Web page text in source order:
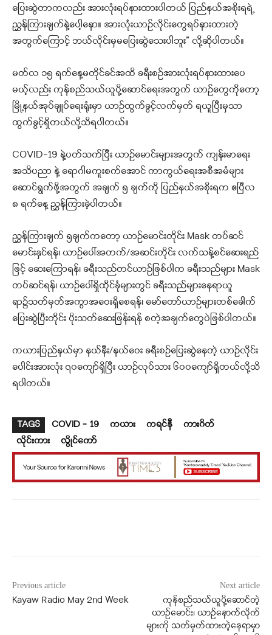
ပြေးဆွဲတာကလည်း အားလုံးရပ်နားထားပါတယ် ပြည်နယ်အစိုးရရဲ့
ညွှန်ကြားချက်နဲ့ပေါ့နော။ အားလုံးယာဉ်လိုင်းတွေရပ်နားထားတဲ့
အတွက်ကြောင့် ဘယ်လိုင်းမှမပြေးဆွဲသေးပါဘူး” လို့ဆိုပါတယ်။
မတ်လ ၁၅ ရက်နေ့မတိုင်ခင်အထိ ခရီးစဉ်အားလုံးရပ်နားထားပေ
မယ့်လည်း ကုန်စည်သယ်ယူပို့ဆောင်ရေးအတွက် ယာဉ်တွေကိုတော့
မြို့နယ်အုပ်ချုပ်ရေးရုံးမှာ ယာဉ်ထွက်ခွင့်လက်မှတ် ရယူပြီးမှသာ
ထွက်ခွင့်ရှိတယ်လို့သိရပါတယ်။
COVID-19 နဲ့ပတ်သက်ပြီး ယာဉ်မောင်းများအတွက် ကျန်းမာရေး
အသိပညာ နဲ့ ရောဂါမကူးစက်အောင် ကာကွယ်ရေးအစီအမံများ
ဆောင်ရွက်ဖို့အတွက် အချက် ၅ ချက်ကို ပြည်နယ်အစိုးရက ဧပြီလ
၈ ရက်နေ့ ညွှန်ကြားခဲ့ပါတယ်။
ညွှန်ကြားချက် ၅ချက်ကတော့ ယာဉ်မောင်းတိုင်း Mask တပ်ဆင်
မောင်းနှင်ရန်၊ ယာဉ်ပေါ်အတက်/အဆင်းတိုင်း လက်သန့်စင်ဆေးရည်
ဖြင့် ဆေးကြောရန်၊ ခရီးသည်တင်ယာဉ်ဖြစ်ပါက ခရီးသည်များ Mask
တပ်ဆင်ရန်၊ ယာဉ်ပေါ်ရှိထိုင်ခုံများတွင် ခရီးသည်များနေရာယူ
ရာ၌သတ်မှတ်အကွာအဝေးရှိစေရန်၊ မော်တော်ယာဉ်များတစ်ခေါက်
ပြေးဆွဲပြီးတိုင်း ပိုးသတ်ဆေးဖြန်းရန် စတဲ့အချက်တွေပဲဖြစ်ပါတယ်။
ကယားပြည်နယ်မှာ နယ်နီး/နယ်ဝေး ခရီးစဉ်ပြေးဆွဲနေတဲ့ ယာဉ်လိုင်း
ပေါင်းအားလုံး ၇၀ကျော်ရှိပြီး ယာဉ်လုပ်သား ၆၀၀ကျော်ရှိတယ်လို့သိ
ရပါတယ်။
TAGS COVID – 19 ကယား ကရင်နီ
ကားဂိတ်
လိုင်းကား
လွိုင်ကော်
Previous article
Kayaw Radio May 2nd Week
Next article
ကုန်စည်သယ်ယူပို့ဆောင်တဲ့
ယာဉ်မောင်း၊ ယာဉ်နောက်လိုက်
များကို သတ်မှတ်ထားတဲ့နေရာမှာ